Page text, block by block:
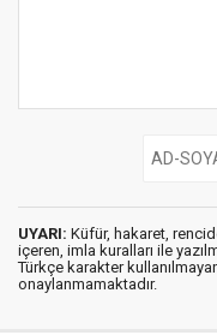
UYARI: Küfür, hakaret,
içeren, imla kuralları ile
Türkçe karakter
onaylanmamaktadır.